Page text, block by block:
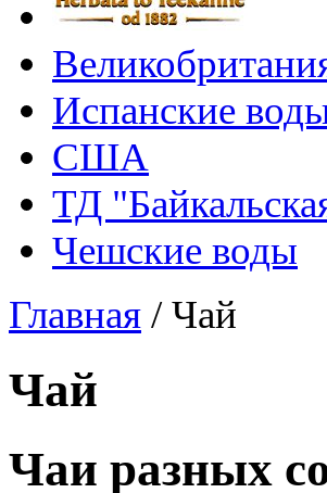
Испанские
США
ТД
Чешские воды
Главная /Чай
Чай
Чаи разных